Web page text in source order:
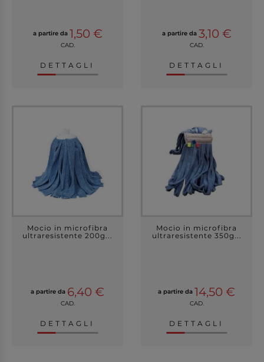
a partire da 1,50 €
CAD.
DETTAGLI
a partire da 3,10 €
CAD.
DETTAGLI
Mocio in microfibra
ultraresistente 200g...
a partire da 6,40 €
CAD.
DETTAGLI
Mocio in microfibra
ultraresistente 350g...
a partire da 14,50 €
CAD.
DETTAGLI